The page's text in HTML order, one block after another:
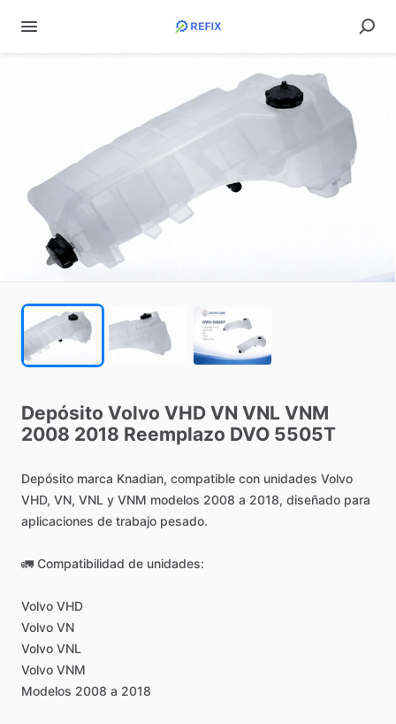
Depósito Volvo VHD VN VNL VNM
2008 2018 Reemplazo DVO 5505T
Depósito marca Knadian, compatible con unidades Volvo
VHD, VN, VNL y VNM modelos 2008 a 2018, diseñado para
aplicaciones de trabajo pesado.
🚛 Compatibilidad de unidades:
Volvo VHD
Volvo VN
Volvo VNL
Volvo VNM
Modelos 2008 a 2018